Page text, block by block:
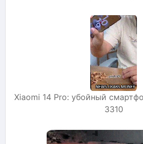
Xiaomi 14 Pro: убойный
3310